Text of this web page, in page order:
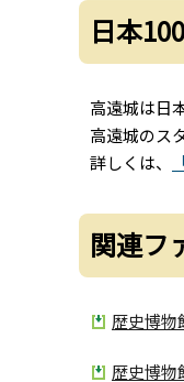
日本
高遠城は日
高遠城のス
詳しくは、
関連フ
歴史博物
歴史博物